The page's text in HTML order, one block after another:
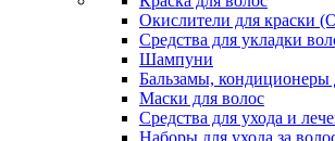
Окислители для краски
Средства для укладки
Шампуни
Бальзамы, кондиционеры
Маски для волос
Средства для ухода и